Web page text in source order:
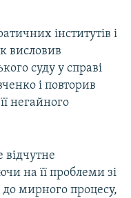
інститутів і
висловив
суду у справі
і повторив
негайного
на її проблеми зі
до мирного процесу,